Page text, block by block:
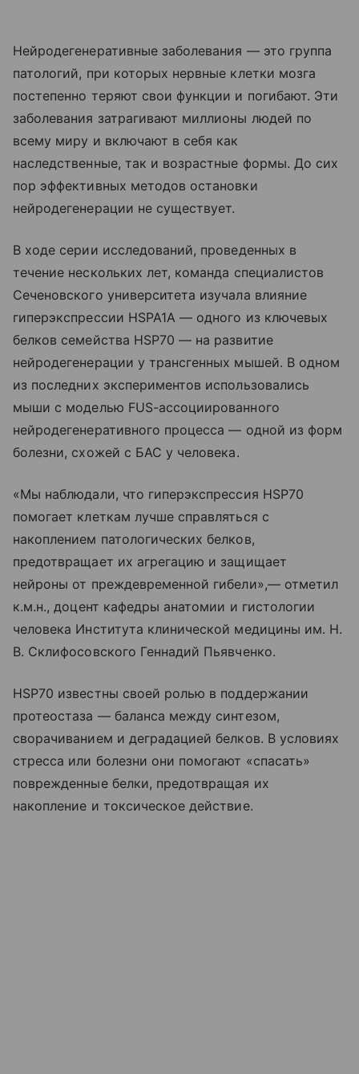
Нейродегенеративные заболевания — это группа
патологий, при которых нервные клетки мозга
постепенно теряют свои функции и погибают. Эти
заболевания затрагивают миллионы людей по
всему миру и включают в себя как
наследственные, так и возрастные формы. До сих
пор эффективных методов остановки
нейродегенерации не существует.
В ходе серии исследований, проведенных в
течение нескольких лет, команда специалистов
Сеченовского университета изучала влияние
гиперэкспрессии HSPA1A — одного из ключевых
белков семейства HSP70 — на развитие
нейродегенерации у трансгенных мышей. В одном
из последних экспериментов использовались
мыши с моделью FUS-ассоциированного
нейродегенеративного процесса — одной из форм
болезни, схожей с БАС у человека.
«Мы наблюдали, что гиперэкспрессия HSP70
помогает клеткам лучше справляться с
накоплением патологических белков,
предотвращает их агрегацию и защищает
нейроны от преждевременной гибели»,— отметил
к.м.н., доцент кафедры анатомии и гистологии
человека Института клинической медицины им. Н.
В. Склифосовского Геннадий Пьявченко.
HSP70 известны своей ролью в поддержании
протеостаза — баланса между синтезом,
сворачиванием и деградацией белков. В условиях
стресса или болезни они помогают «спасать»
поврежденные белки, предотвращая их
накопление и токсическое действие.